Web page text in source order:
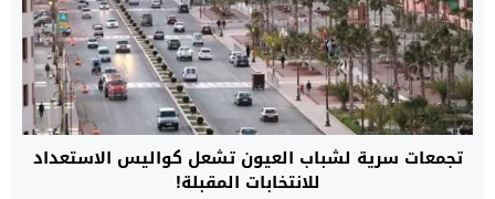
تجمعات سرية لشباب العيون تشعل كواليس الاستعداد
للانتخابات المقبلة!